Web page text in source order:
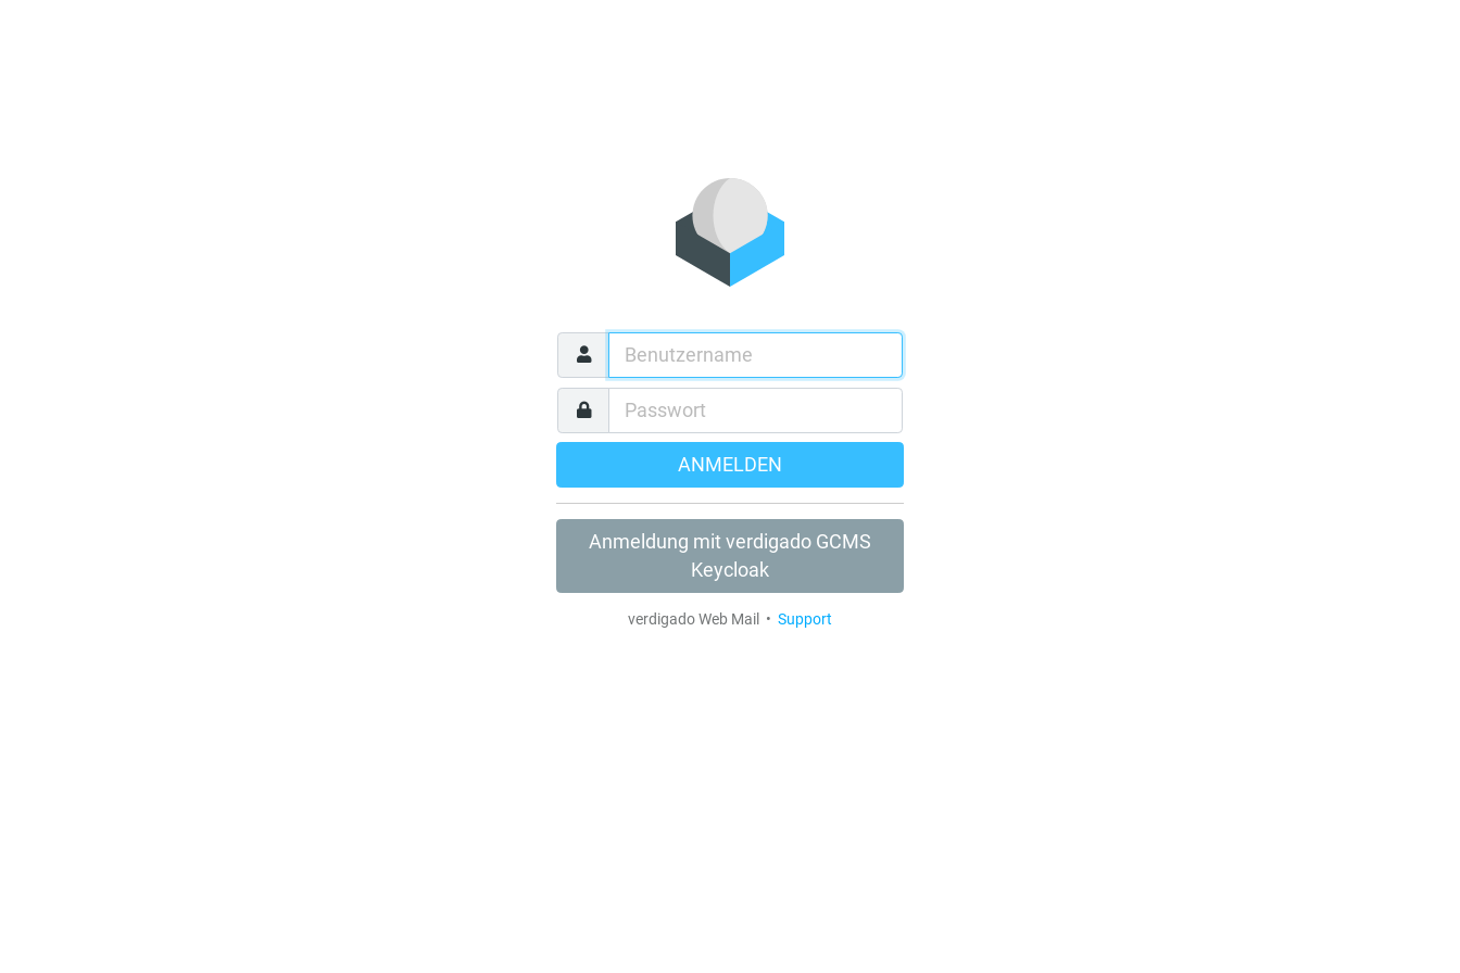
ANMELDEN
Anmeldung mit verdigado GCMS
Keycloak
verdigado Web Mail • Support